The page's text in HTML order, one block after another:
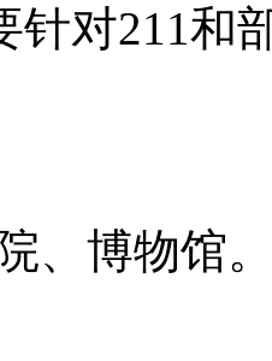
针对211和
博物馆